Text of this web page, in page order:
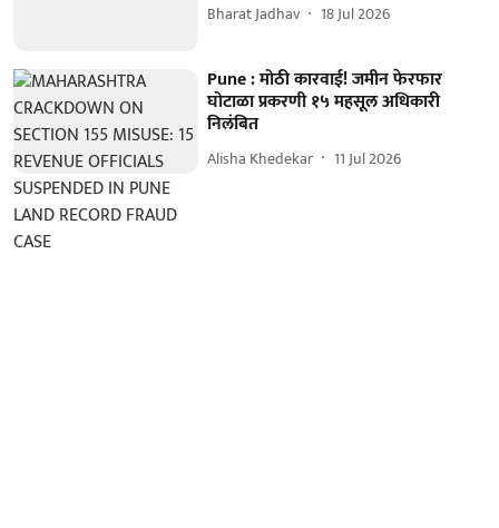
Bharat Jadhav 18 Jul 2026
Pune : मोठी कारवाई! जमीन फेरफार
घोटाळा प्रकरणी १५ महसूल अधिकारी
निलंबित
Alisha Khedekar 11 Jul 2026